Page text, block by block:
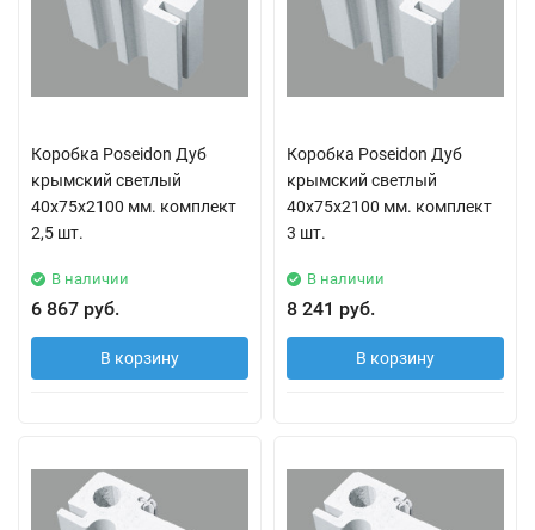
Коробка Poseidon Дуб
крымский светлый
40х75х2100 мм. комплект
2,5 шт.
В наличии
6 867 руб.
В корзину
Коробка Poseidon Дуб
крымский светлый
40х75х2100 мм. комплект
3 шт.
В наличии
8 241 руб.
В корзину